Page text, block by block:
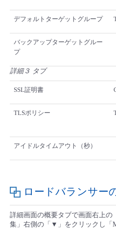
デフォルトターゲットグループ
バックアップターゲットグルー
プ
詳細３ タブ
SSL証明書
TLSポリシー
アイドルタイムアウト（秒）
ロードバランサー
詳細画面の概要タブで画面右上の
集」右側の「▼」をクリックし「